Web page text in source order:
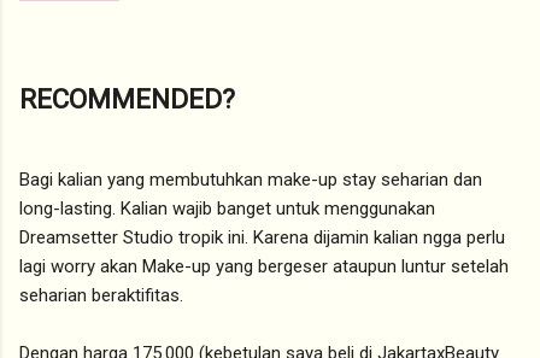
RECOMMENDED?
Bagi kalian yang membutuhkan make-up stay seharian dan
long-lasting. Kalian wajib banget untuk menggunakan
Dreamsetter Studio tropik ini. Karena dijamin kalian ngga perlu
lagi worry akan Make-up yang bergeser ataupun luntur setelah
seharian beraktifitas.
Dengan harga 175.000 (kebetulan saya beli di JakartaxBeauty